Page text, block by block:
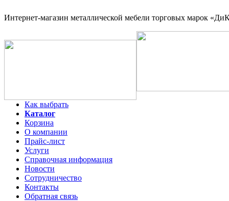
Интернет-магазин металлической мебели торговых марок
Как выбрать
Каталог
Корзина
О компании
Прайс-лист
Услуги
Справочная информация
Новости
Сотрудничество
Контакты
Обратная связь